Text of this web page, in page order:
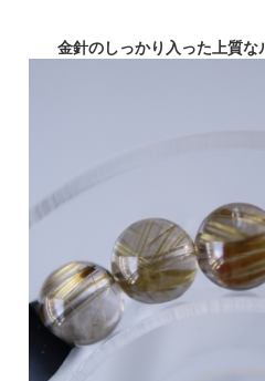
金針のしっかり入った上質な